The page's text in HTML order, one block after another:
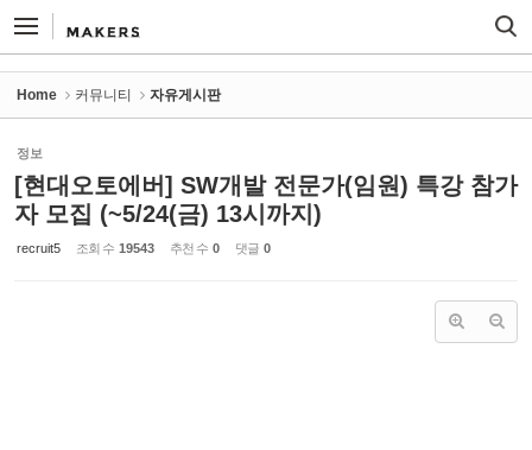
Home 커뮤니티 자유게시판
정보
[현대오토에버] SW개발 전문가(임원) 특강 참가
자 모집 (~5/24(금) 13시까지)
recruit5 조회 수 19543 추천 수 0 댓글 0